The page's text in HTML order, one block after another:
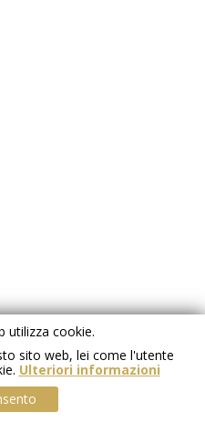
utilizza cookie.
sito web, lei come l'utente
Ulteriori informazioni